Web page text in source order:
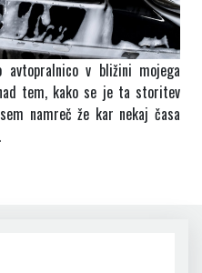
v bližini mojega
tem, kako se je ta storitev
namreč že kar nekaj časa